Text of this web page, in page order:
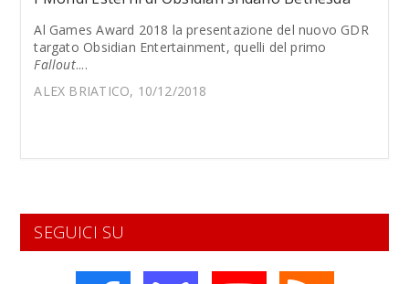
Al Games Award 2018 la presentazione del nuovo GDR
targato Obsidian Entertainment, quelli del primo
Fallout....
ALEX BRIATICO, 10/12/2018
SEGUICI SU